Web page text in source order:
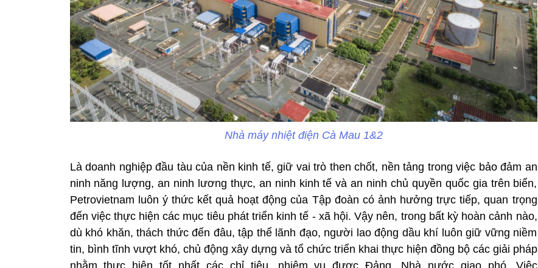
Nhà máy nhiệt điện Cà Mau 1&2
Là doanh nghiệp đầu tàu của nền kinh tế, giữ vai trò then chốt, nền tảng trong việc bảo đảm an
ninh năng lượng, an ninh lương thực, an ninh kinh tế và an ninh chủ quyền quốc gia trên biển,
Petrovietnam luôn ý thức kết quả hoạt động của Tập đoàn có ảnh hưởng trực tiếp, quan trọng
đến việc thực hiện các mục tiêu phát triển kinh tế - xã hội. Vậy nên, trong bất kỳ hoàn cảnh nào,
dù khó khăn, thách thức đến đâu, tập thể lãnh đạo, người lao động dầu khí luôn giữ vững niềm
tin, bình tĩnh vượt khó, chủ động xây dựng và tổ chức triển khai thực hiện đồng bộ các giải pháp